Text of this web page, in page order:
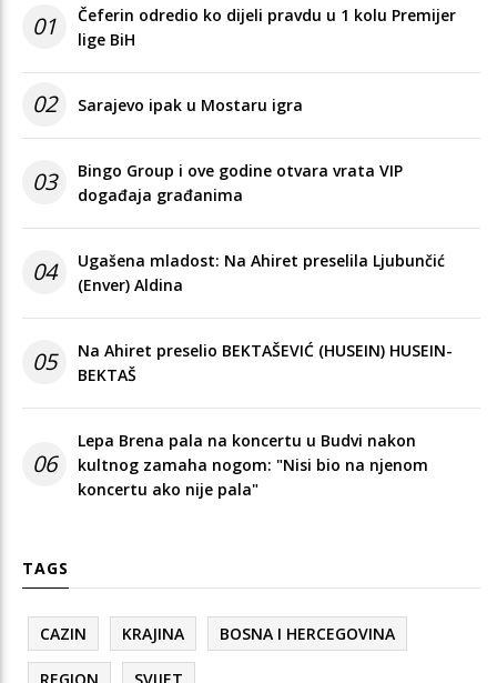
01
Čeferin odredio ko dijeli pravdu u 1 kolu Premijer
lige BiH
02 Sarajevo ipak u Mostaru igra
03
Bingo Group i ove godine otvara vrata VIP
događaja građanima
04
Ugašena mladost: Na Ahiret preselila Ljubunčić
(Enver) Aldina
05
Na Ahiret preselio BEKTAŠEVIĆ (HUSEIN) HUSEIN-
BEKTAŠ
06
Lepa Brena pala na koncertu u Budvi nakon
kultnog zamaha nogom: "Nisi bio na njenom
koncertu ako nije pala"
TAGS
CAZIN KRAJINA BOSNA I HERCEGOVINA